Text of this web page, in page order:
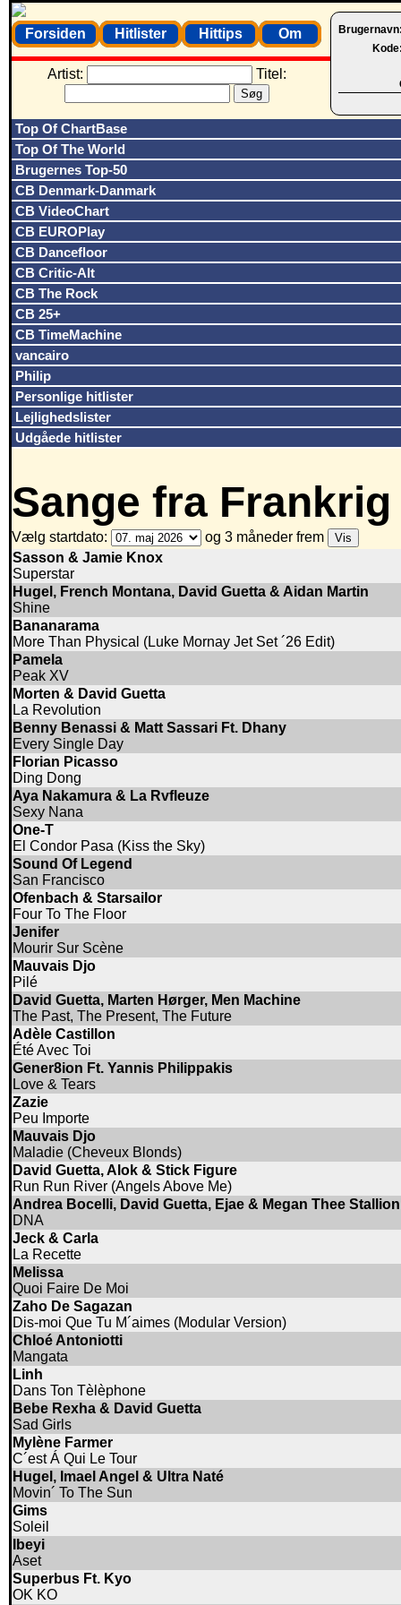
Forsiden Hitlister Hittips Om
Artist: Titel:
Top Of ChartBase
Top Of The World
Brugernes Top-50
CB Denmark-Danmark
CB VideoChart
CB EUROPlay
CB Dancefloor
CB Critic-Alt
CB The Rock
CB 25+
CB TimeMachine
vancairo
Philip
Personlige hitlister
Lejlighedslister
Udgåede hitlister
Sange fra Frankrig
Vælg startdato:
og 3 måneder frem
Sasson & Jamie Knox
Superstar
Hugel, French Montana, David Guetta & Aidan Martin
Shine
Bananarama
More Than Physical (Luke Mornay Jet Set ´26 Edit)
Pamela
Peak XV
Morten & David Guetta
La Revolution
Benny Benassi & Matt Sassari Ft. Dhany
Every Single Day
Florian Picasso
Ding Dong
Aya Nakamura & La Rvfleuze
Sexy Nana
One-T
El Condor Pasa (Kiss the Sky)
Sound Of Legend
San Francisco
Ofenbach & Starsailor
Four To The Floor
Jenifer
Mourir Sur Scène
Mauvais Djo
Pilé
David Guetta, Marten Hørger, Men Machine
The Past, The Present, The Future
Adèle Castillon
Été Avec Toi
Gener8ion Ft. Yannis Philippakis
Love & Tears
Zazie
Peu Importe
Mauvais Djo
Maladie (Cheveux Blonds)
David Guetta, Alok & Stick Figure
Run Run River (Angels Above Me)
Andrea Bocelli, David Guetta, Ejae & Megan Thee Stallion
DNA
Jeck & Carla
La Recette
Melissa
Quoi Faire De Moi
Zaho De Sagazan
Dis-moi Que Tu M´aimes (Modular Version)
Chloé Antoniotti
Mangata
Linh
Dans Ton Tèlèphone
Bebe Rexha & David Guetta
Sad Girls
Mylène Farmer
C´est Á Qui Le Tour
Hugel, Imael Angel & Ultra Naté
Movin´ To The Sun
Gims
Soleil
Ibeyi
Aset
Superbus Ft. Kyo
OK KO